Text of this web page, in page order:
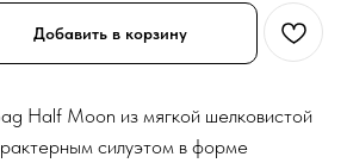
Добавить в корзину
Half Moon из мягкой шелковистой
силуэтом в форме